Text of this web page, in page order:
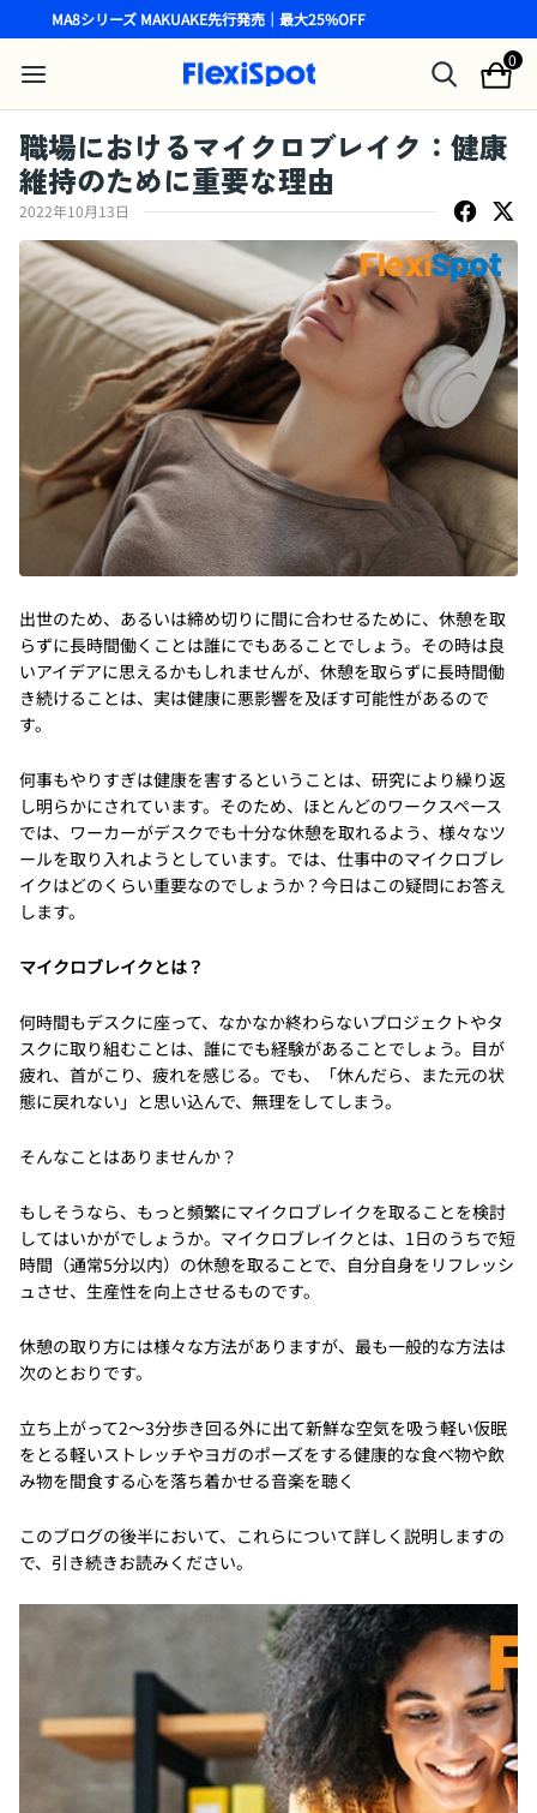
MA8シリーズ MAKUAKE先行発売｜最大25%OFF
0
職場におけるマイクロブレイク：健康
維持のために重要な理由
2022年10月13日
出世のため、あるいは締め切りに間に合わせるために、休憩を取
らずに長時間働くことは誰にでもあることでしょう。その時は良
いアイデアに思えるかもしれませんが、休憩を取らずに長時間働
き続けることは、実は健康に悪影響を及ぼす可能性があるので
す。
何事もやりすぎは健康を害するということは、研究により繰り返
し明らかにされています。そのため、ほとんどのワークスペース
では、ワーカーがデスクでも十分な休憩を取れるよう、様々なツ
ールを取り入れようとしています。では、仕事中のマイクロブレ
イクはどのくらい重要なのでしょうか？今日はこの疑問にお答え
します。
マイクロブレイクとは？
何時間もデスクに座って、なかなか終わらないプロジェクトやタ
スクに取り組むことは、誰にでも経験があることでしょう。目が
疲れ、首がこり、疲れを感じる。でも、「休んだら、また元の状
態に戻れない」と思い込んで、無理をしてしまう。
そんなことはありませんか？
もしそうなら、もっと頻繁にマイクロブレイクを取ることを検討
してはいかがでしょうか。マイクロブレイクとは、1日のうちで短
時間（通常5分以内）の休憩を取ることで、自分自身をリフレッシ
ュさせ、生産性を向上させるものです。
休憩の取り方には様々な方法がありますが、最も一般的な方法は
次のとおりです。
立ち上がって2～3分歩き回る外に出て新鮮な空気を吸う軽い仮眠
をとる軽いストレッチやヨガのポーズをする健康的な食べ物や飲
み物を間食する心を落ち着かせる音楽を聴く
このブログの後半において、これらについて詳しく説明しますの
で、引き続きお読みください。